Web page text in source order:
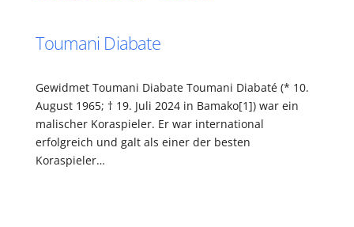
Toumani Diabate
Gewidmet Toumani Diabate Toumani Diabaté (* 10.
August 1965; † 19. Juli 2024 in Bamako[1]) war ein
malischer Koraspieler. Er war international
erfolgreich und galt als einer der besten
Koraspieler…